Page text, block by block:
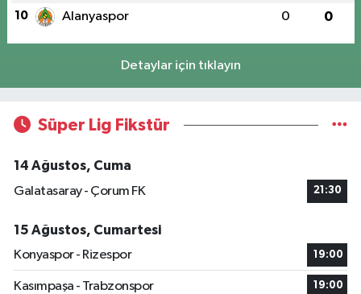
10 Alanyaspor 0 0
Detaylar için tıklayın
Süper Lig Fikstür
14 Ağustos, Cuma
Galatasaray - Çorum FK
21:30
15 Ağustos, Cumartesi
Konyaspor - Rizespor
19:00
Kasımpaşa - Trabzonspor 19:00